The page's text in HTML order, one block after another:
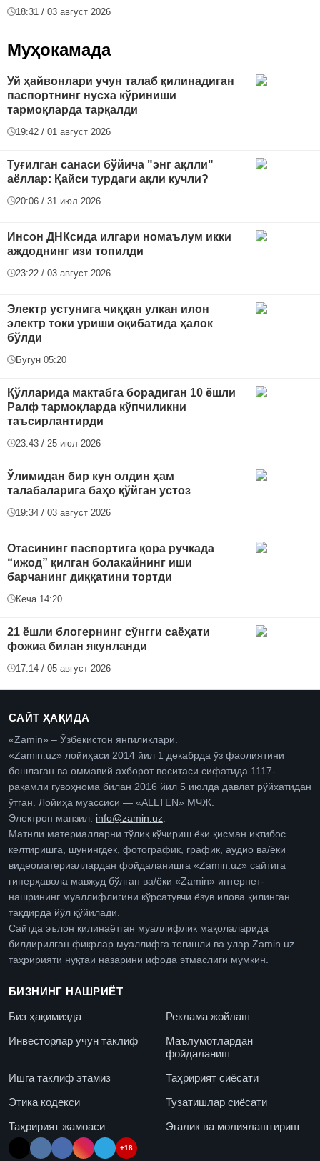
18:31 / 03 август 2026
Муҳокамада
Уй ҳайвонлари учун талаб қилинадиган
паспортнинг нусха кўриниши
тармоқларда тарқалди
19:42 / 01 август 2026
Туғилган санаси бўйича "энг ақлли"
аёллар: Қайси турдаги ақли кучли?
20:06 / 31 июл 2026
Инсон ДНКсида илгари номаълум икки
аждоднинг изи топилди
23:22 / 03 август 2026
Электр устунига чиққан улкан илон
электр токи уриши оқибатида ҳалок
бўлди
Бугун 05:20
Қўлларида мактабга борадиган 10 ёшли
Ралф тармоқларда кўпчиликни
таъсирлантирди
23:43 / 25 июл 2026
Ўлимидан бир кун олдин ҳам
талабаларига баҳо қўйган устоз
19:34 / 03 август 2026
Отасининг паспортига қора ручкада
“ижод” қилган болакайнинг иши
барчанинг диққатини тортди
Кеча 14:20
21 ёшли блогернинг сўнгги саёҳати
фожиа билан якунланди
17:14 / 05 август 2026
САЙТ ҲАҚИДА
«Zamin» – Ўзбекистон янгиликлари.
«Zamin.uz» лойиҳаси 2014 йил 1 декабрда ўз фаолиятини
бошлаган ва оммавий ахборот воситаси сифатида 1117-
рақамли гувоҳнома билан 2016 йил 5 июлда давлат рўйхатидан
ўтган. Лойиҳа муассиси — «ALLTEN» МЧЖ.
Электрон манзил: info@zamin.uz
Матнли материалларни тўлиқ кўчириш ёки қисман иқтибос
келтиришга, шунингдек, фотографик, график, аудио ва/ёки
видеоматериаллардан фойдаланишга «Zamin.uz» сайтига
гиперҳавола мавжуд бўлган ва/ёки «Zamin» интернет-
нашрининг муаллифлигини кўрсатувчи ёзув илова қилинган
тақдирда йўл қўйилади.
Сайтда эълон қилинаётган муаллифлик мақолаларида
билдирилган фикрлар муаллифга тегишли ва улар Zamin.uz
таҳририяти нуқтаи назарини ифода этмаслиги мумкин.
БИЗНИНГ НАШРИЁТ
Биз ҳақимизда
Реклама жойлаш
Инвесторлар учун таклиф
Маълумотлардан
фойдаланиш
Ишга таклиф этамиз
Таҳририят сиёсати
Этика кодекси
Тузатишлар сиёсати
Таҳририят жамоаси
Эгалик ва молиялаштириш
+18